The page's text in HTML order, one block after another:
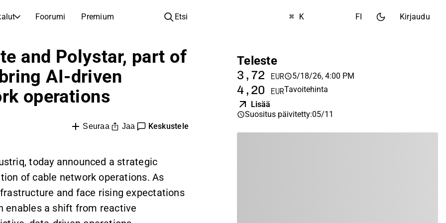
Foorumi Premium
Yhtiöt
Löydä osakkeita
Inspiraatiota seuraavaan sijoitukseesi
Listautumiset
Yhtiökokouskutsut
Analyysikoulu
Sijoituskoulu
Salkunhaltijat
Etsi ⌘ K FI Kirjaudu
and Polystar, part of
AI-driven
operations
Seuraa Jaa Keskustele
today announced a strategic
of cable network operations. As
and face rising expectations
enables a shift from reactive
Teleste
3,72 EUR 5/18/26, 4:00 PM
4,20 EURTavoitehinta
Lisää
Suositus päivitetty:05/11